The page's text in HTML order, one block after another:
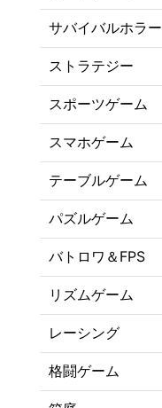
サバイバルホラー
ストラテジー
スポーツゲーム
スマホゲーム
テーブルゲーム
パズルゲーム
バトロワ＆FPS
リズムゲーム
レーシング
格闘ゲーム